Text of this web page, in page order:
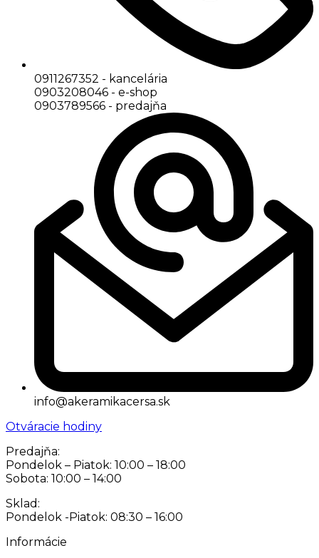
0911267352 - kancelária
0903208046 - e-shop
0903789566 - predajňa
info@akeramikacersa.sk
Otváracie hodiny
Predajňa:
Pondelok – Piatok: 10:00 – 18:00
Sobota: 10:00 – 14:00
Sklad:
Pondelok -Piatok: 08:30 – 16:00
Informácie